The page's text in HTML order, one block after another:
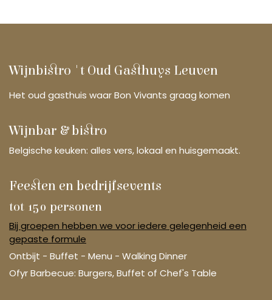
Wijnbistro 't Oud Gasthuys Leuven
Het oud gasthuis waar Bon Vivants graag komen
Wijnbar & bistro
Belgische keuken: alles vers, lokaal en huisgemaakt.
Feesten en bedrijfsevents
tot 150 personen
Bij groepen hebben we voor iedere gelegenheid een
gepaste formule
Ontbijt - Buffet - Menu - Walking Dinner
Ofyr Barbecue: Burgers, Buffet of Chef's Table